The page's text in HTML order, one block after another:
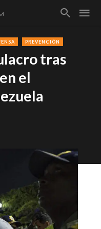
PREVENCIÓN
tras
el